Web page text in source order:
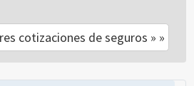
cotizaciones de seguros » »